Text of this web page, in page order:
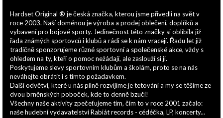
Hardset Original ® je česká značka, kterou jsme přivedli na svět v
roce 2003. Naší doménou je výroba a prodej oblečení, doplňků a
vybavení pro bojové sporty. Jedinečnost této značky si oblíbila již
řada známých sportovců i klubů a rádi se k nám vracejí. Řadu let již
tradičně sponzorujeme různé sportovní a společenské akce, vždy s
ohledem na ty, kteří o pomoc nežádají, ale zaslouží si ji.
Poskytujeme slevy sportovním klubům a školám, proto se na nás
neváhejte obrátit i s tímto požadavkem.
Další odvětví, které u nás pilně rozvíjíme je tetování a my se těšíme ze
dvou brněnských poboček, kde to denně bzučí!
Všechny naše aktivity zpečeťujeme tím, čím to v roce 2001 začalo:
naše hudební vydavatelství Rabiát records - cédéčka, LP, koncerty...